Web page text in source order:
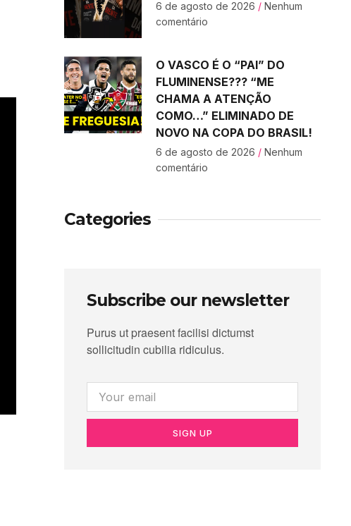
6 de agosto de 2026 Nenhum
comentário
O VASCO É O “PAI” DO
FLUMINENSE??? “ME
CHAMA A ATENÇÃO
COMO…” ELIMINADO DE
NOVO NA COPA DO BRASIL!
6 de agosto de 2026 Nenhum
comentário
Categories
Subscribe our newsletter
Purus ut praesent facilisi dictumst
sollicitudin cubilia ridiculus.
SIGN UP